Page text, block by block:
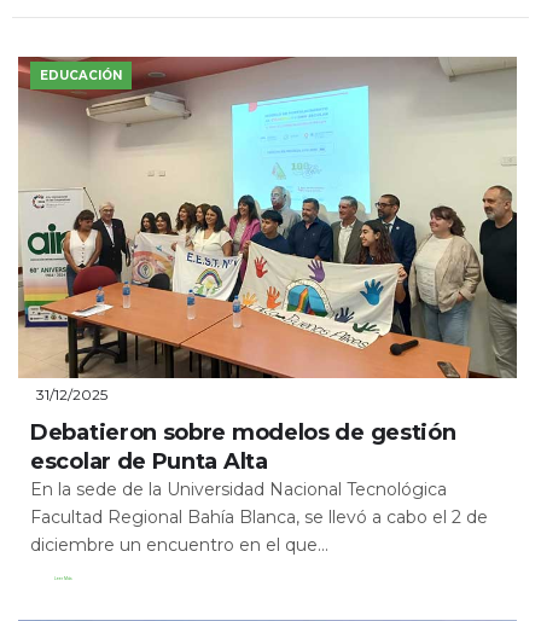
EDUCACIÓN
31/12/2025
Debatieron sobre modelos de gestión
escolar de Punta Alta
En la sede de la Universidad Nacional Tecnológica
Facultad Regional Bahía Blanca, se llevó a cabo el 2 de
diciembre un encuentro en el que...
Leer Más